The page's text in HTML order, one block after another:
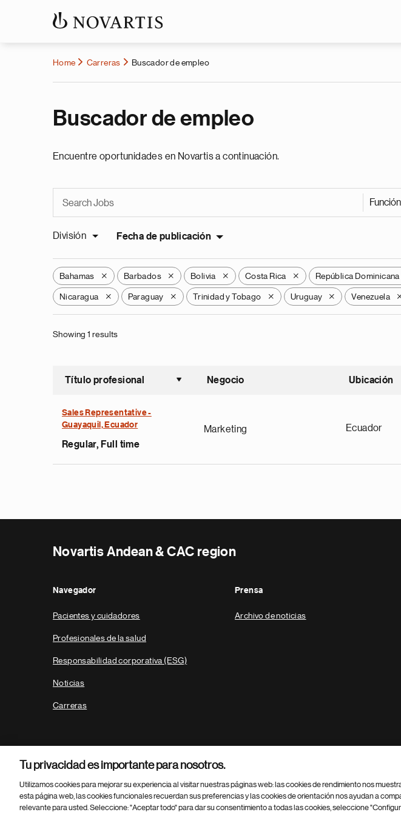
Home Carreras Buscador de empleo
Buscador de empleo
Encuentre oportunidades en Novartis a continuación.
Función
División Fecha de publicación
Bahamas X Barbados X Bolivia X Costa Rica X República Dominicana
Nicaragua X Paraguay X Trinidad y Tobago X Uruguay X Venezuela
Showing 1 results
Título profesional
Ordenar ascendente
Negocio Ubicación
Sales Representative -
Guayaquil, Ecuador
Regular, Full time
Marketing Ecuador
Novartis Andean & CAC region
Navegador
Pacientes y cuidadores
Profesionales de la salud
Responsabilidad corporativa (ESG)
Noticias
Carreras
Prensa
Archivo de noticias
Parte
© 2026 Novartis AG
Tu privacidad es importante para nosotros.
Utilizamos cookies para mejorar su experiencia al visitar nuestras páginas web: las cookies de rendimiento nos
esta página web, las cookies funcionales recuerdan sus preferencias y las cookies de orientación nos ayudan a
relevante para usted. Seleccione: "Aceptar todo" para dar su consentimiento a todas las cookies, seleccione